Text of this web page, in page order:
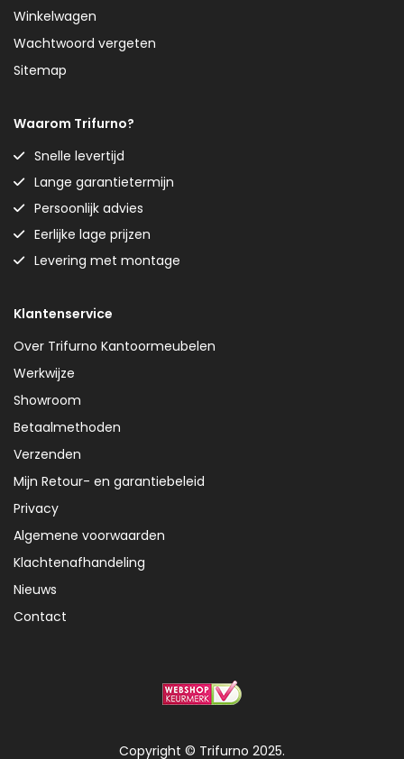
Winkelwagen
Wachtwoord vergeten
Sitemap
Waarom Trifurno?
Snelle levertijd
Lange garantietermijn
Persoonlijk advies
Eerlijke lage prijzen
Levering met montage
Klantenservice
Over Trifurno Kantoormeubelen
Werkwijze
Showroom
Betaalmethoden
Verzenden
Mijn Retour- en garantiebeleid
Privacy
Algemene voorwaarden
Klachtenafhandeling
Nieuws
Contact
Copyright © Trifurno 2025.